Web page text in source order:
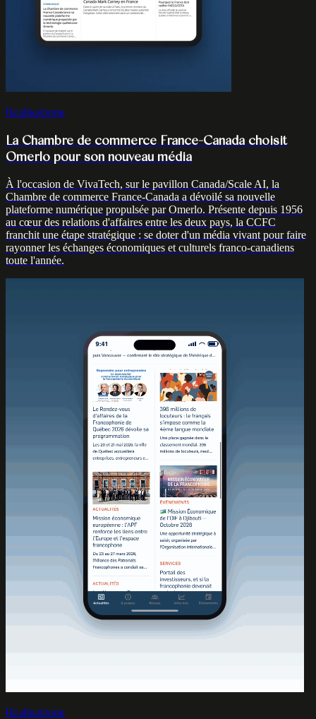
Réalisations
La Chambre de commerce France-Canada choisit
Omerlo pour son nouveau média
À l'occasion de VivaTech, sur le pavillon Canada/Scale AI, la
Chambre de commerce France-Canada a dévoilé sa nouvelle
plateforme numérique propulsée par Omerlo. Présente depuis 1956
au cœur des relations d'affaires entre les deux pays, la CCFC
franchit une étape stratégique : se doter d'un média vivant pour faire
rayonner les échanges économiques et culturels franco-canadiens
toute l'année.
Réalisations